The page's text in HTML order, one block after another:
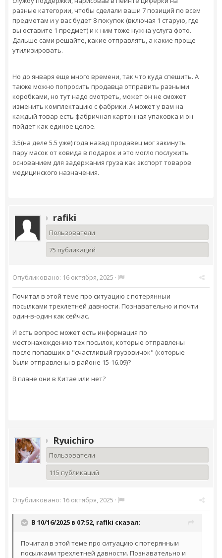
разные категории, чтобы сделали ваши 7 позиций по всем
предметам и у вас будет 8 покупок (включая 1 старую, где
вы оставите 1 предмет) и к ним тоже нужна услуга фото.
Дальше сами решайте, какие отправлять, а какие проще
утилизировать.
Но до января еще много времени, так что куда спешить. А
также можно попросить продавца отправить разными
коробками, но тут надо смотреть, может он не сможет
изменить комплектацию с фабрики. А может у вам на
каждый товар есть фабричная картонная упаковка и он
пойдет как единое целое.
3.5(на деле 5.5 уже) года назад продавец мог закинуть
пару масок от ковида в подарок и это могло послужить
основанием для задержания груза как экспорт товаров
медицинского назначения.
rafiki
Пользователи
75 публикаций
Опубликовано: 16 октября, 2025 ·
Почитал в этой теме про ситуацию с потерянныи
посылками трехлетней давности. Познавательно и почти
один-в-один как сейчас.
И есть вопрос: может есть информация по
местонахождению тех посылок, которые отправлены
после попавших в "счастливый грузовичок" (которые
были отправлены в районе 15-16.09)?
В плане они в Китае или нет?
Ryuichiro
Пользователи
115 публикаций
Опубликовано: 16 октября, 2025 ·
В 10/16/2025 в 07:52, rafiki сказал:
Почитал в этой теме про ситуацию с потерянныи
посылками трехлетней давности. Познавательно и